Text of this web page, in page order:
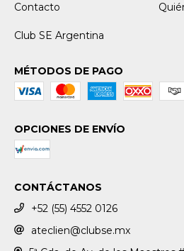
Contacto
Club SE Argentina
MÉTODOS DE PAGO
OPCIONES DE ENVÍO
CONTÁCTANOS
+52 (55) 4552 0126
ateclien@clubse.mx